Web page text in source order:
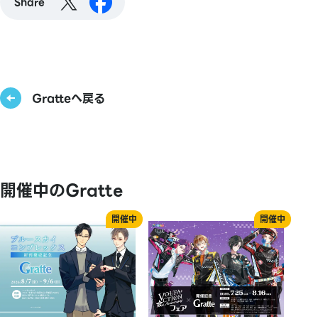
Gratteへ戻る
開催中のGratte